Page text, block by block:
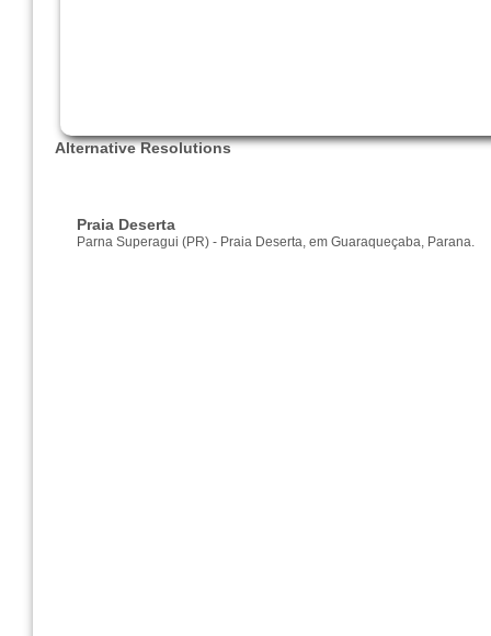
Alternative Resolutions
Praia Deserta
Parna Superagui (PR) - Praia Deserta, em Guaraqueçaba, Parana.